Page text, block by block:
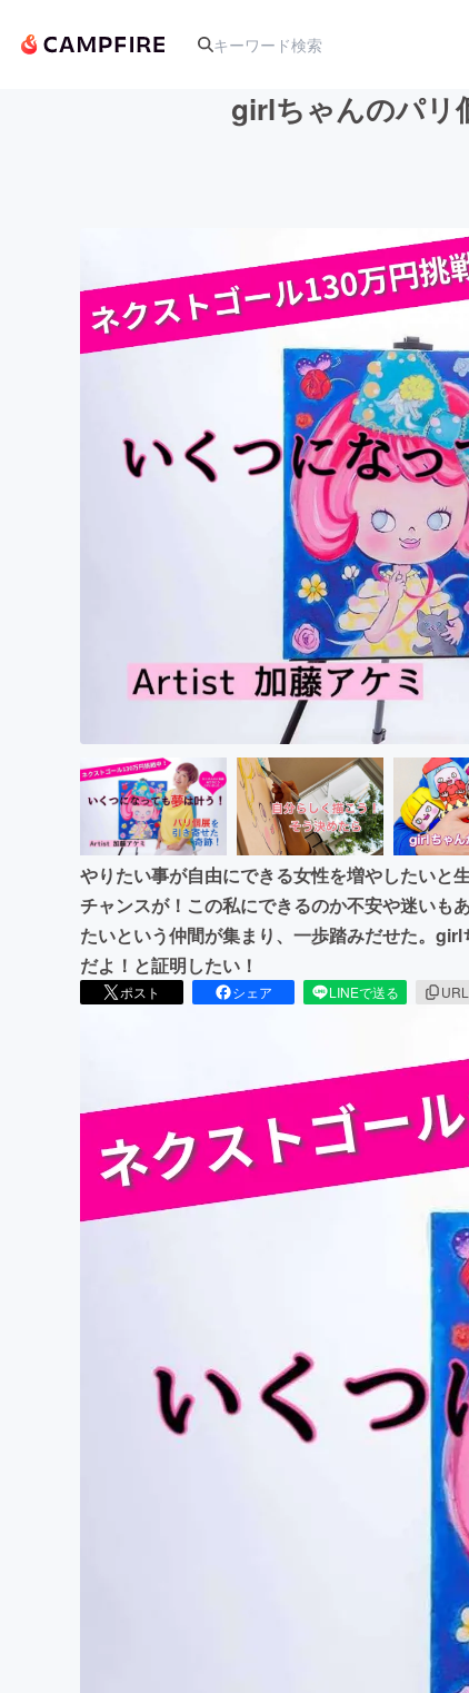
アート・写真
テクノロジー・ガジェット
映像・映画
ビジネス・起業
まちづくり・地域活性化
girlちゃんのパリ
やりたい事が自由にできる女性を増やしたい
チャンスが！この私にできるのか不安や迷いも
たいという仲間が集まり、一歩踏みだせた。
だよ！と証明したい！
ポスト シェア LINEで送る